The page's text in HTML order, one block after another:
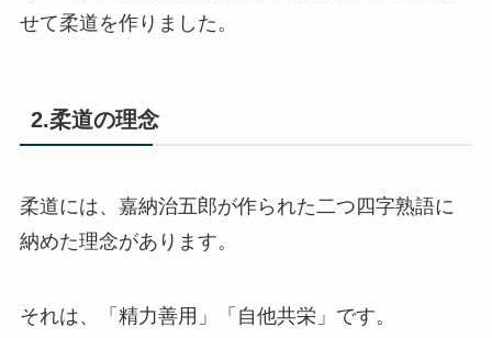
せて柔道を作りました。
2.柔道の理念
柔道には、嘉納治五郎が作られた二つ四字熟語に
納めた理念があります。
それは、「精力善用」「自他共栄」です。